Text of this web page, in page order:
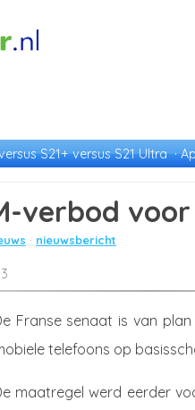
S21+ versus S21 Ultra
verbod
nieuwsbericht
Franse senaat is van
telefoons op
maatregel werd eerder